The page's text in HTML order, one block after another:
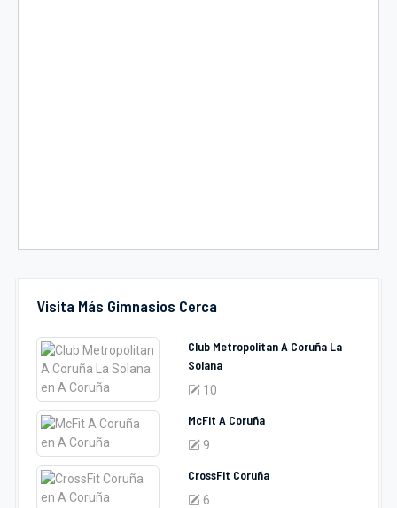
Visita Más Gimnasios Cerca
Club Metropolitan A Coruña La
Solana
10
McFit A Coruña
9
CrossFit Coruña
6